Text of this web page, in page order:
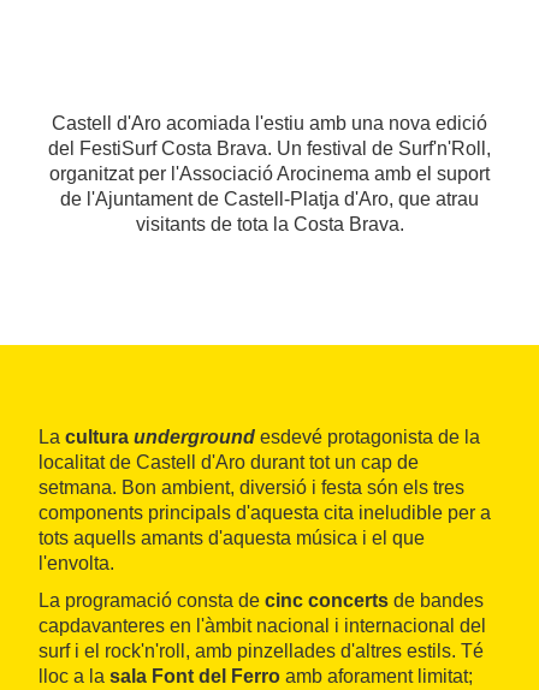
Castell d'Aro acomiada l'estiu amb una nova edició
del FestiSurf Costa Brava. Un festival de Surf'n'Roll,
organitzat per l'Associació Arocinema amb el suport
de l'Ajuntament de Castell-Platja d'Aro, que atrau
visitants de tota la Costa Brava.
La cultura underground esdevé protagonista de la
localitat de Castell d'Aro durant tot un cap de
setmana. Bon ambient, diversió i festa són els tres
components principals d'aquesta cita ineludible per a
tots aquells amants d'aquesta música i el que
l'envolta.
La programació consta de cinc concerts de bandes
capdavanteres en l'àmbit nacional i internacional del
surf i el rock'n'roll, amb pinzellades d'altres estils. Té
lloc a la sala Font del Ferro amb aforament limitat;